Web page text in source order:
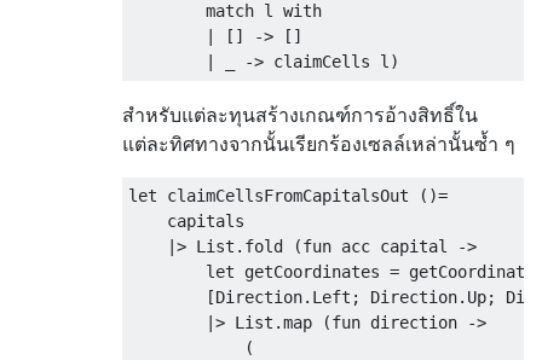
        match l with
        | [] -> []
สำหรับแต่ละทุนสร้างเกณฑ์การอ้างสิทธิ์ใน
แต่ละทิศทางจากนั้นเรียกร้องเซลล์เหล่านั้นซ้ำ ๆ
let claimCellsFromCapitalsOut ()=
    capitals
    |> List.fold (fun acc capital ->
let getCoordinates =
[Direction.Left; Direction.Up;
|> List.map (fun
            (